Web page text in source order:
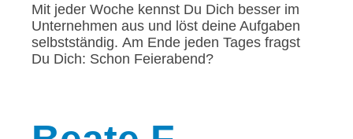
Mit jeder Woche kennst Du Dich besser im
Unternehmen aus und löst deine Aufgaben
selbstständig. Am Ende jeden Tages fragst
Du Dich: Schon Feierabend?